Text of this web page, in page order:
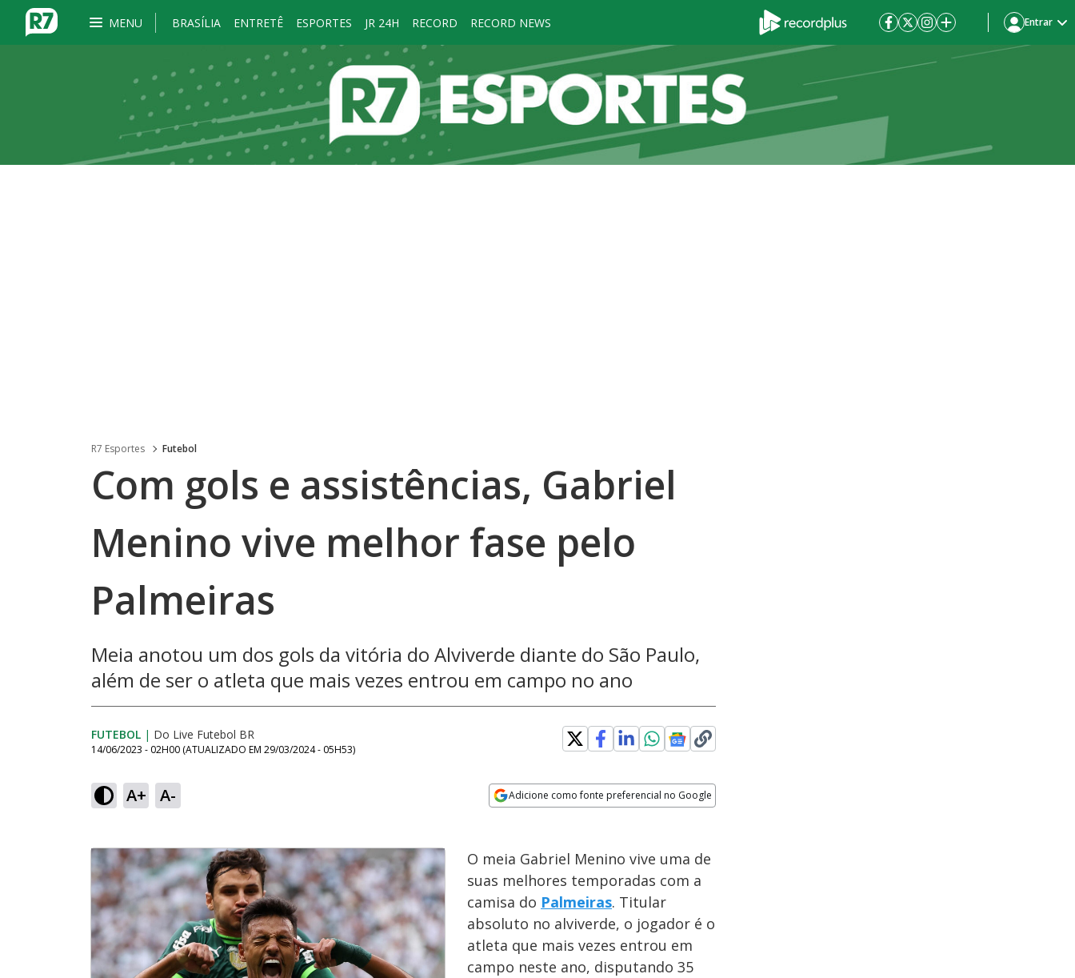
MENU BRASÍLIA ENTRETÊ ESPORTES JR 24H RECORD RECORD NEWS Entrar
R7 Esportes Futebol
Com gols e assistências, Gabriel
Menino vive melhor fase pelo
Palmeiras
Meia anotou um dos gols da vitória do Alviverde diante do São Paulo,
além de ser o atleta que mais vezes entrou em campo no ano
FUTEBOL | Do Live Futebol BR
14/06/2023 - 02H00 (ATUALIZADO EM 29/03/2024 - 05H53)
A+ A- Adicione como fonte preferencial no Google
O meia Gabriel Menino vive uma de
suas melhores temporadas com a
camisa do Palmeiras. Titular
absoluto no alviverde, o jogador é o
atleta que mais vezes entrou em
campo neste ano, disputando 35